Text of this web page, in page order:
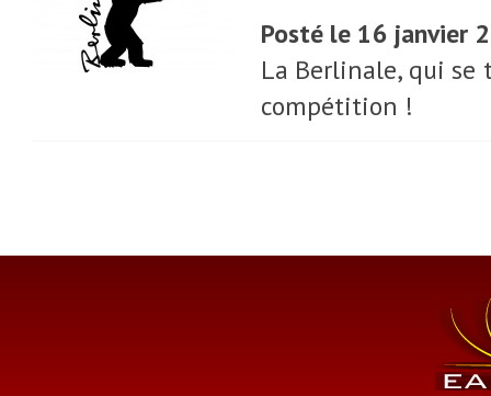
Posté le 16 janvier
La Berlinale, qui se
compétition !